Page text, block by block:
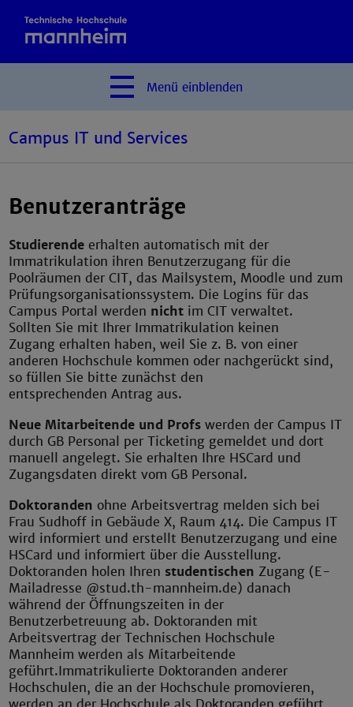
Menü einblenden
Campus IT und Services
Benutzeranträge
Studierende erhalten automatisch mit der
Immatrikulation ihren Benutzerzugang für die
Poolräumen der CIT, das Mailsystem, Moodle und zum
Prüfungsorganisationssystem. Die Logins für das
Campus Portal werden nicht im CIT verwaltet.
Sollten Sie mit Ihrer Immatrikulation keinen
Zugang erhalten haben, weil Sie z. B. von einer
anderen Hochschule kommen oder nachgerückt sind,
so füllen Sie bitte zunächst den
entsprechenden Antrag aus.
Neue Mitarbeitende und Profs werden der Campus IT
durch GB Personal per Ticketing gemeldet und dort
manuell angelegt. Sie erhalten Ihre HSCard und
Zugangsdaten direkt vom GB Personal.
Doktorandenohne Arbeitsvertrag melden sich bei
Frau Sudhoff in Gebäude X, Raum 414. Die Campus IT
wird informiert und erstellt Benutzerzugang und eine
HSCard und informiert über die Ausstellung.
Doktoranden holen Ihren studentischen Zugang (E-
Mailadresse @stud.th-mannheim.de) danach
während der Öffnungszeiten in der
Benutzerbetreuung ab. Doktoranden mit
Arbeitsvertrag der Technischen Hochschule
Mannheim werden als Mitarbeitende
geführt.Immatrikulierte Doktoranden anderer
Hochschulen, die an der Hochschule promovieren,